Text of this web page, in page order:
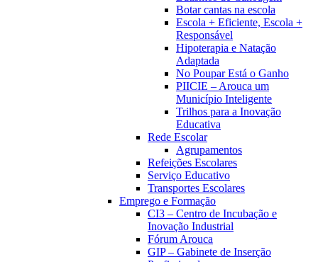
Botar cantas na escola
Escola + Eficiente, Escola +
Responsável
Hipoterapia e Natação
Adaptada
No Poupar Está o Ganho
PIICIE – Arouca um
Município Inteligente
Trilhos para a Inovação
Educativa
Rede Escolar
Agrupamentos
Refeições Escolares
Serviço Educativo
Transportes Escolares
Emprego e Formação
CI3 – Centro de Incubação e
Inovação Industrial
Fórum Arouca
GIP – Gabinete de Inserção